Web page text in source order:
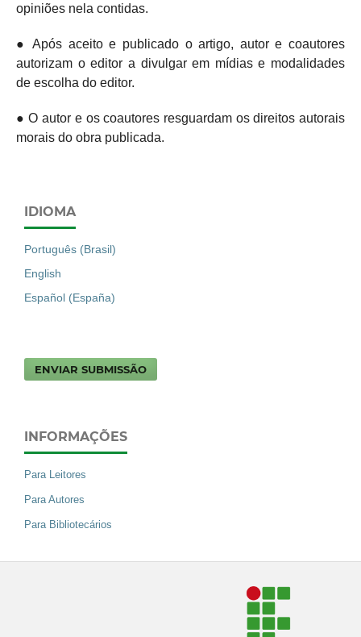
opiniões nela contidas.
● Após aceito e publicado o artigo, autor e coautores
autorizam o editor a divulgar em mídias e modalidades
de escolha do editor.
● O autor e os coautores resguardam os direitos autorais
morais do obra publicada.
IDIOMA
Português (Brasil)
English
Español (España)
ENVIAR SUBMISSÃO
INFORMAÇÕES
Para Leitores
Para Autores
Para Bibliotecários